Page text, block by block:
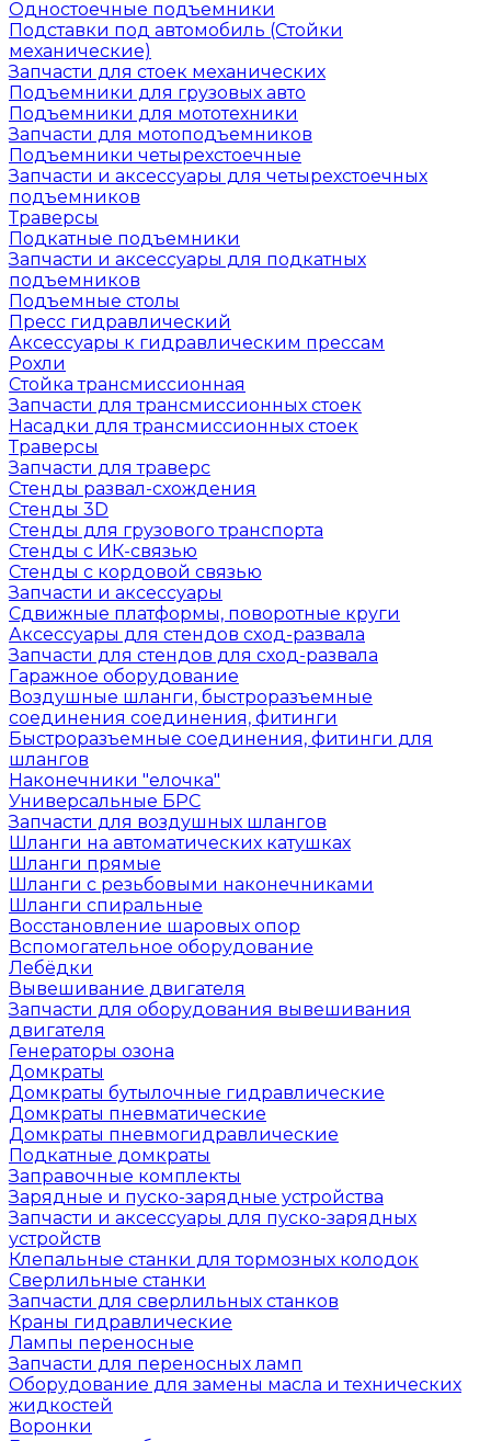
Одностоечные подъемники
Подставки под автомобиль (Стойки
механические)
Запчасти для стоек механических
Подъемники для грузовых авто
Подъемники для мототехники
Запчасти для мотоподъемников
Подъемники четырехстоечные
Запчасти и аксессуары для четырехстоечных
подъемников
Траверсы
Подкатные подъемники
Запчасти и аксессуары для подкатных
подъемников
Подъемные столы
Пресс гидравлический
Аксессуары к гидравлическим прессам
Рохли
Стойка трансмиссионная
Запчасти для трансмиссионных стоек
Насадки для трансмиссионных стоек
Траверсы
Запчасти для траверс
Стенды развал-схождения
Стенды 3D
Стенды для грузового транспорта
Стенды с ИК-связью
Стенды с кордовой связью
Запчасти и аксессуары
Сдвижные платформы, поворотные круги
Аксессуары для стендов сход-развала
Запчасти для стендов для сход-развала
Гаражное оборудование
Воздушные шланги, быстроразъемные
соединения соединения, фитинги
Быстроразъемные соединения, фитинги для
шлангов
Наконечники "елочка"
Универсальные БРС
Запчасти для воздушных шлангов
Шланги на автоматических катушках
Шланги прямые
Шланги с резьбовыми наконечниками
Шланги спиральные
Восстановление шаровых опор
Вспомогательное оборудование
Лебёдки
Вывешивание двигателя
Запчасти для оборудования вывешивания
двигателя
Генераторы озона
Домкраты
Домкраты бутылочные гидравлические
Домкраты пневматические
Домкраты пневмогидравлические
Подкатные домкраты
Заправочные комплекты
Зарядные и пуско-зарядные устройства
Запчасти и аксессуары для пуско-зарядных
устройств
Клепальные станки для тормозных колодок
Сверлильные станки
Запчасти для сверлильных станков
Краны гидравлические
Лампы переносные
Запчасти для переносных ламп
Оборудование для замены масла и технических
жидкостей
Воронки